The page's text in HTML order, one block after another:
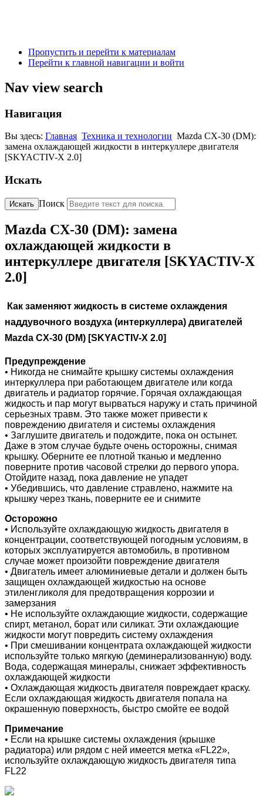
Пропустить и перейти к материалам
Перейти к главной навигации и войти
Nav view search
Навигация
Вы здесь: Главная Техника и технологии Mazda CX-30 (DM):
замена охлаждающей жидкости в интеркуллере двигателя
[SKYACTIV-X 2.0]
Искать
Искать Поиск
Mazda CX-30 (DM): замена
охлаждающей жидкости в
интеркуллере двигателя [SKYACTIV-X
2.0]
Как заменяют жидкость в системе охлаждения
наддувочного воздуха (интеркуллера) двигателей
Mazda CX-30 (DM) [SKYACTIV-X 2.0]
Предупреждение
• Никогда не снимайте крышку системы охлаждения
интеркуллера при работающем двигателе или когда
двигатель и радиатор горячие. Горячая охлаждающая
жидкость и пар могут вырваться наружу и стать причиной
серьезных травм. Это также может привести к
повреждению двигателя и системы охлаждения
• Заглушите двигатель и подождите, пока он остынет.
Даже в этом случае будьте очень осторожны, снимая
крышку. Оберните ее плотной тканью и медленно
поверните против часовой стрелки до первого упора.
Отойдите назад, пока давление не упадет
• Убедившись, что давление стравлено, нажмите на
крышку через ткань, поверните ее и снимите
Осторожно
• Используйте охлаждающую жидкость двигателя в
концентрации, соответствующей погодным условиям, в
которых эксплуатируется автомобиль, в противном
случае может произойти повреждение двигателя
• Двигатель имеет алюминиевые детали и должен быть
защищен охлаждающей жидкостью на основе
этиленгликоля для предотвращения коррозии и
замерзания
• Не используйте охлаждающие жидкости, содержащие
спирт, метанол, борат или силикат. Эти охлаждающие
жидкости могут повредить систему охлаждения
• При смешивании концентрата охлаждающей жидкости
используйте только мягкую (деминерализованную) воду.
Вода, содержащая минералы, снижает эффективность
охлаждающей жидкости
• Охлаждающая жидкость двигателя повреждает краску.
Если охлаждающая жидкость двигателя попала на
окрашенную поверхность, быстро смойте ее водой
Примечание
• Если на крышке системы охлаждения (крышке
радиатора) или рядом с ней имеется метка «FL22»,
используйте охлаждающую жидкость двигателя типа
FL22